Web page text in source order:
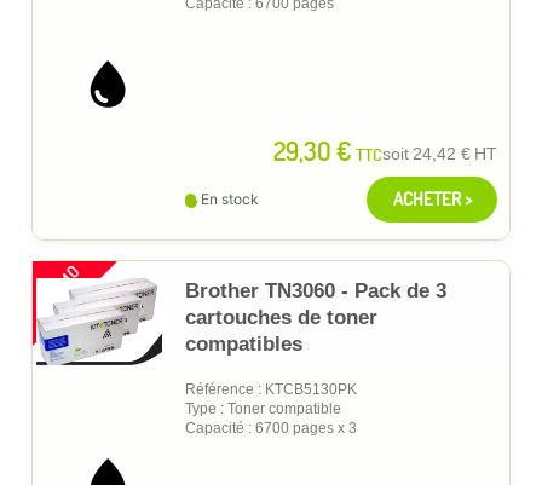
Capacité : 6700 pages
29,30 € TTCsoit24,42 € HT
En stock ACHETER >
PROMO
Brother TN3060 - Pack de 3
cartouches de toner
compatibles
Référence : KTCB5130PK
Type : Toner compatible
Capacité : 6700 pages x 3